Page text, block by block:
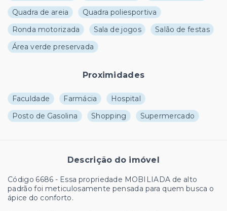
Quadra de areia
Quadra poliesportiva
Ronda motorizada
Sala de jogos
Salão de festas
Área verde preservada
Proximidades
Faculdade Farmácia
Hospital
Posto de Gasolina
Shopping Supermercado
Descrição do imóvel
Código 6686 - Essa propriedade MOBILIADA de alto
padrão foi meticulosamente pensada para quem busca o
ápice do conforto.